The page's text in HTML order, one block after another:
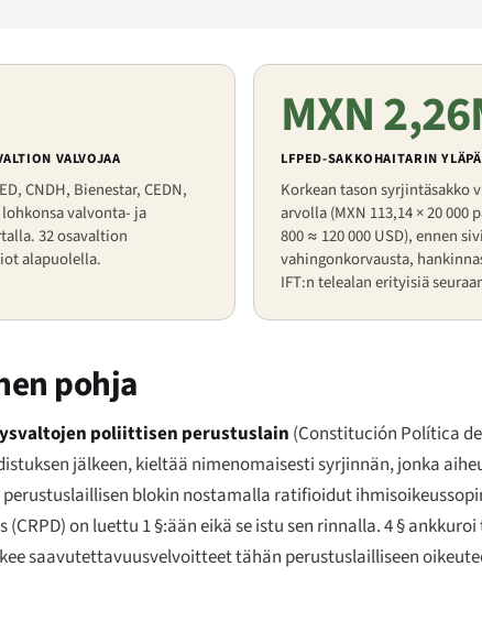
VALVOJAA
CNDH, Bienestar, CEDN,
valvonta- ja
32 osavaltion
alapuolella.
MXN
LFPED-SAKKOHAITARIN
Korkean tason syrjintäsakko
arvolla (MXN 113,14 × 20 000
800 ≈ 120 000 USD), ennen
vahingonkorvausta,
IFT:n telealan erityisiä
pohja
poliittisen perustuslain (Constitución Política
jälkeen, kieltää nimenomaisesti syrjinnän, jonka
blokin nostamalla ratifioidut
on luettu 1 §:ään eikä se istu sen rinnalla. 4 §
saavutettavuusvelvoitteet tähän perustuslailliseen